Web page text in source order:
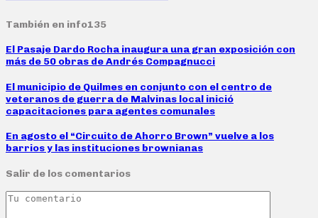
También en info135
El Pasaje Dardo Rocha inaugura una gran exposición con
más de 50 obras de Andrés Compagnucci
El municipio de Quilmes en conjunto con el centro de
veteranos de guerra de Malvinas local inició
capacitaciones para agentes comunales
En agosto el “Circuito de Ahorro Brown” vuelve a los
barrios y las instituciones brownianas
Salir de los comentarios